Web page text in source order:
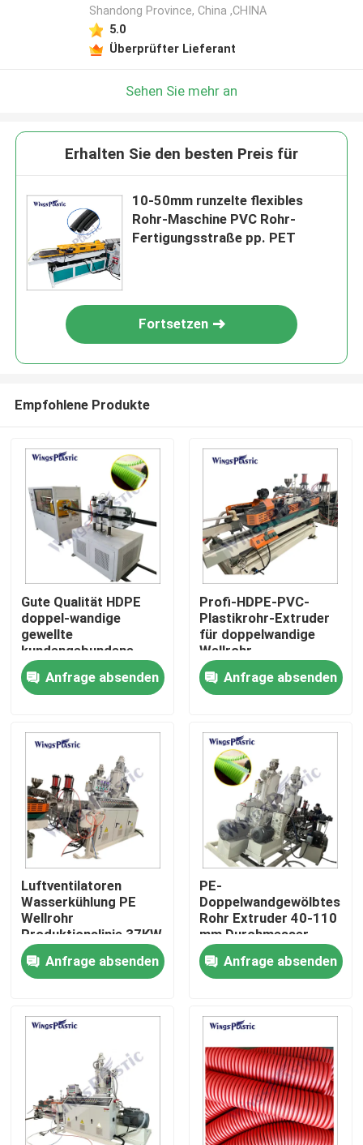
Heim
Über uns
Fabrik-Ausflug
Qualitätskontrolle
Treten Sie mit uns in Verbindung
Kunststoffrohr-Extruder-Maschine
Kunststoffrohr-Verdrängungs-Linie
Kunststoffrohr-Extruder-Maschine
HDPE Rohr-Extruder-Maschine
Shandong Province, China ,CHINA
5.0
Überprüfter Lieferant
Sehen Sie mehr an
Erhalten Sie den besten Preis für
10-50mm runzelte flexibles
Rohr-Maschine PVC Rohr-
Fertigungsstraße pp. PET
Fortsetzen
Empfohlene Produkte
Gute Qualität HDPE
doppel-wandige
gewellte
kundengebundene
Farbrohr-
Verdrängungs-
Maschine für
Anfrage absenden
Profi-HDPE-PVC-
Plastikrohr-Extruder
für doppelwandige
Wellrohr
Anfrage absenden
Luftventilatoren
Wasserkühlung PE
Wellrohr
Produktionslinie 37KW
Extruderleistung
Anfrage absenden
PE-
Doppelwandgewölbtes
Rohr Extruder 40-110
mm Durchmesser
Lüfter Wasserkühlung
Anfrage absenden